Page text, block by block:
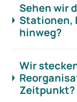
Sehen wir
Stationen,
hinweg?
Wir
Zeitpunkt?